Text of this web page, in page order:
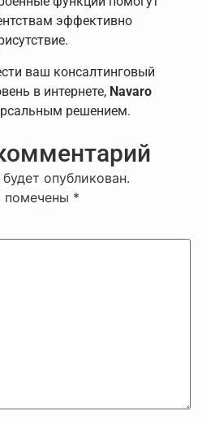
эффективно
ваш консалтинговый
в интернете, Navaro
решением.
опубликован.
помечены *